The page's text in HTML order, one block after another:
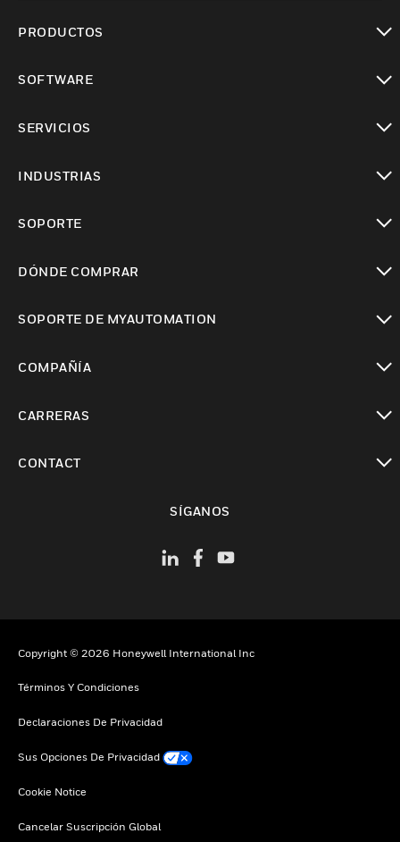
PRODUCTOS
SOFTWARE
SERVICIOS
INDUSTRIAS
SOPORTE
DÓNDE COMPRAR
SOPORTE DE MYAUTOMATION
COMPAÑÍA
CARRERAS
CONTACT
SÍGANOS
Copyright © 2026 Honeywell International Inc
Términos Y Condiciones
Declaraciones De Privacidad
Sus Opciones De Privacidad
Cookie Notice
Cancelar Suscripción Global